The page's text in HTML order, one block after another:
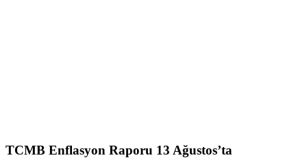
TCMB Enflasyon Raporu 13 Ağustos’ta